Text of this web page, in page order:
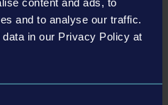
and to analyse our traffic.
in our Privacy Policy at
Дополнения